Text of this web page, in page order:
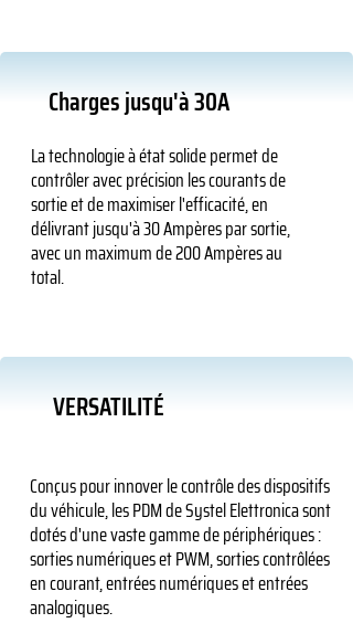
Charges jusqu'à 30A
La technologie à état solide permet de
contrôler avec précision les courants de
sortie et de maximiser l'efficacité, en
délivrant jusqu'à 30 Ampères par sortie,
avec un maximum de 200 Ampères au
total.
VERSATILITÉ
Conçus pour innover le contrôle des dispositifs
du véhicule, les PDM de Systel Elettronica sont
dotés d'une vaste gamme de périphériques :
sorties numériques et PWM, sorties contrôlées
en courant, entrées numériques et entrées
analogiques.